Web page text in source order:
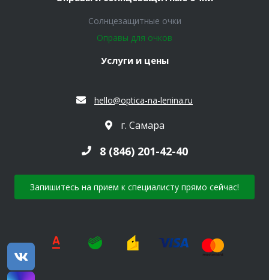
Солнцезащитные очки
Оправы для очков
Услуги и цены
hello@optica-na-lenina.ru
г. Самара
8 (846) 201-42-40
Запишитесь на прием к специалисту прямо сейчас!